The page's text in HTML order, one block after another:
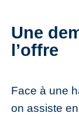
Une
l’offre
Face à une
on assiste